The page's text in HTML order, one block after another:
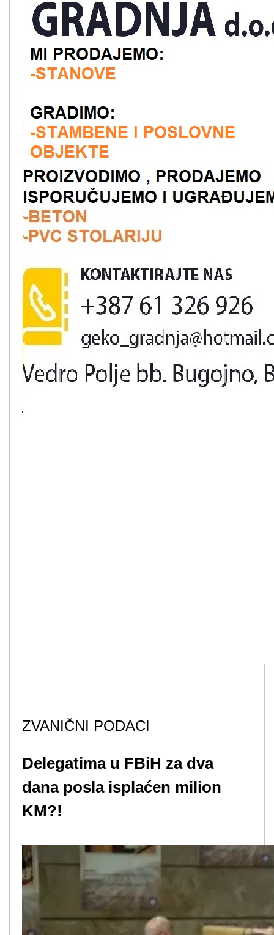
ZVANIČNI PODACI
Delegatima u FBiH za dva
dana posla isplaćen milion
KM?!